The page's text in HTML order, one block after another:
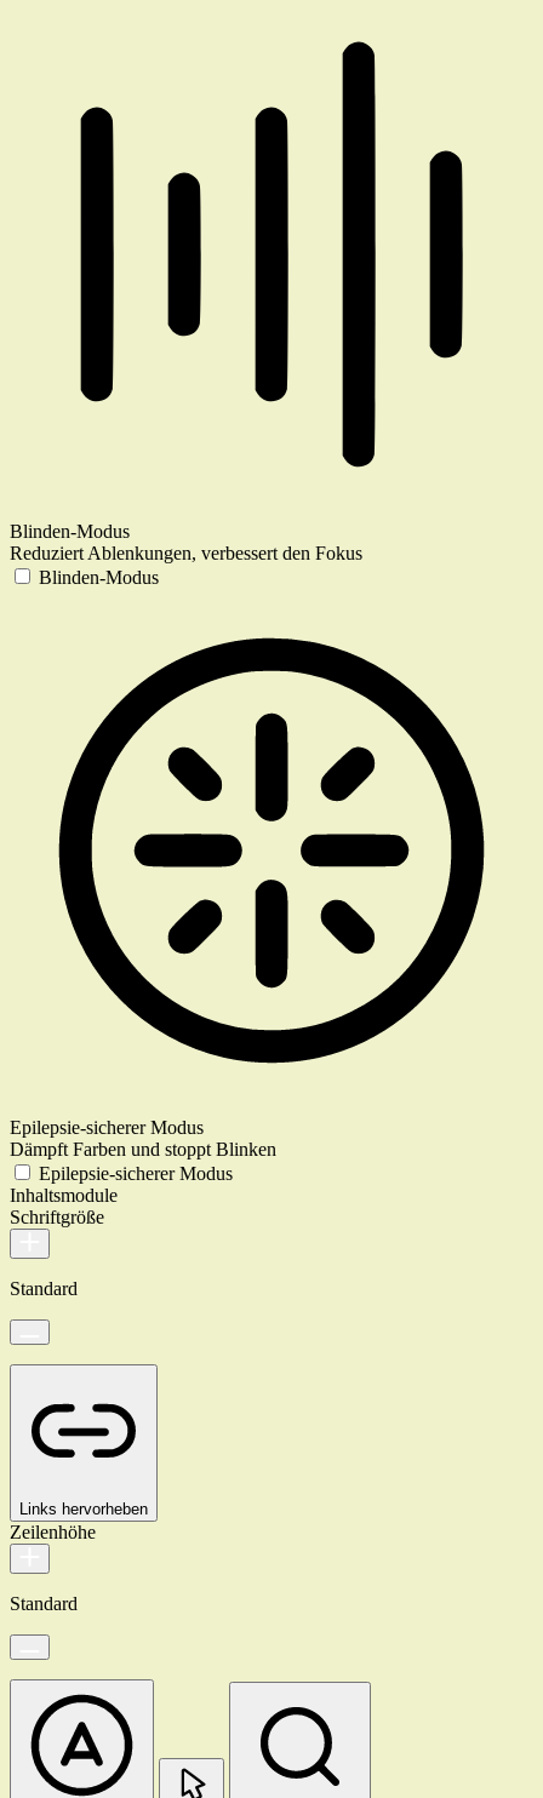
Blinden-Modus
Reduziert Ablenkungen, verbessert den Fokus
Blinden-Modus
Epilepsie-sicherer Modus
Dämpft Farben und stoppt Blinken
Epilepsie-sicherer Modus
Inhaltsmodule
Schriftgröße
Standard
Links hervorheben
Zeilenhöhe
Standard